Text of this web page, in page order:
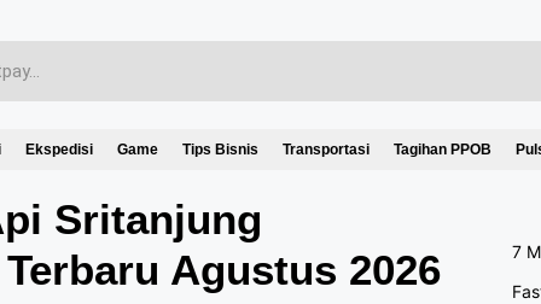
Ekspedisi Game Tips Bisnis Transportasi Tagihan PPOB
Sritanjung
Agustus 2026
7